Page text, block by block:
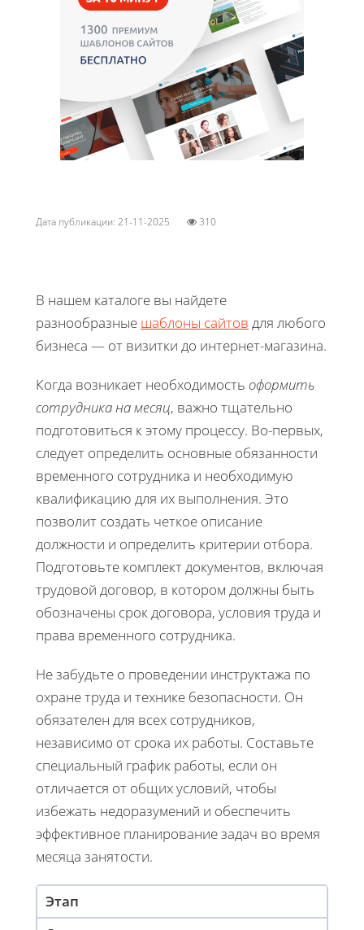
Дата публикации: 21-11-2025 310
В нашем каталоге вы найдете
разнообразные шаблоны сайтов для любого
бизнеса — от визитки до интернет-магазина.
Когда возникает необходимость оформить
сотрудника на месяц, важно тщательно
подготовиться к этому процессу. Во-первых,
следует определить основные обязанности
временного сотрудника и необходимую
квалификацию для их выполнения. Это
позволит создать четкое описание
должности и определить критерии отбора.
Подготовьте комплект документов, включая
трудовой договор, в котором должны быть
обозначены срок договора, условия труда и
права временного сотрудника.
Не забудьте о проведении инструктажа по
охране труда и технике безопасности. Он
обязателен для всех сотрудников,
независимо от срока их работы. Составьте
специальный график работы, если он
отличается от общих условий, чтобы
избежать недоразумений и обеспечить
эффективное планирование задач во время
месяца занятости.
Этап